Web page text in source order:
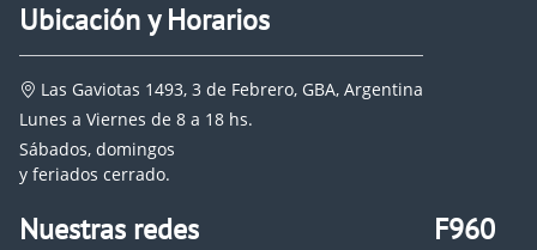
Ubicación y Horarios
Las Gaviotas 1493, 3 de Febrero, GBA, Argentina
Lunes a Viernes de 8 a 18 hs.
Sábados, domingos
y feriados cerrado.
Nuestras redes F960